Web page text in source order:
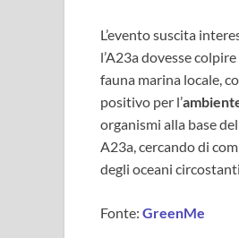
L’evento suscita
l’A23a dovesse
fauna marina locale,
positivo per l’
organismi alla base
A23a, cercando di
degli oceani circostanti.
Fonte: GreenMe